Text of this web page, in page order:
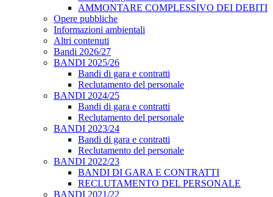
AMMONTARE COMPLESSIVO DEI DEBITI
Opere pubbliche
Informazioni ambientali
Altri contenuti
Bandi 2026/27
BANDI 2025/26
Bandi di gara e contratti
Reclutamento del personale
BANDI 2024/25
Bandi di gara e contratti
Reclutamento del personale
BANDI 2023/24
Bandi di gara e contratti
Reclutamento del personale
BANDI 2022/23
BANDI DI GARA E CONTRATTI
RECLUTAMENTO DEL PERSONALE
BANDI 2021/22